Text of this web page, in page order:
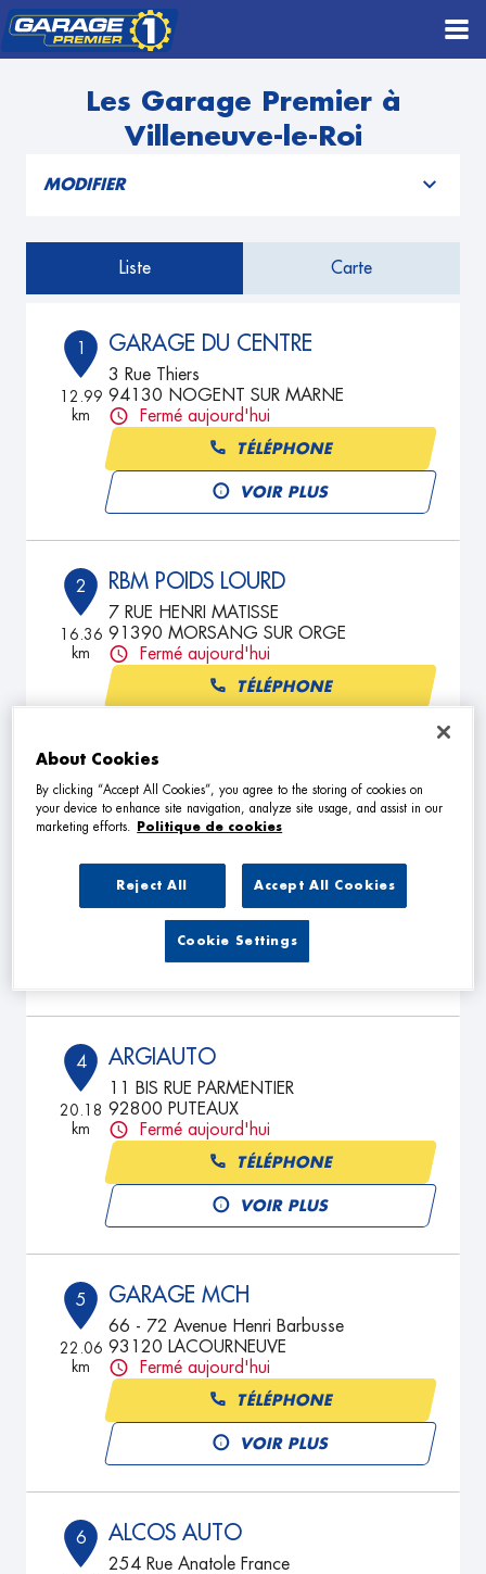
Les Garage Premier à
Villeneuve-le-Roi
MODIFIER
Liste Carte
1
12.99
km
GARAGE DU CENTRE
3 Rue Thiers
94130 NOGENT SUR MARNE
Fermé aujourd'hui
TÉLÉPHONE
VOIR PLUS
2
16.36
km
RBM POIDS LOURD
7 RUE HENRI MATISSE
91390 MORSANG SUR ORGE
Fermé aujourd'hui
TÉLÉPHONE
3 NG AUTOMOBILES
77330 OZOIR LA FERRIERE
Fermé aujourd'hui
TÉLÉPHONE
VOIR PLUS
4
20.18
km
ARGIAUTO
11 BIS RUE PARMENTIER
92800 PUTEAUX
Fermé aujourd'hui
TÉLÉPHONE
VOIR PLUS
5
22.06
km
GARAGE MCH
66 - 72 Avenue Henri Barbusse
93120 LACOURNEUVE
Fermé aujourd'hui
TÉLÉPHONE
VOIR PLUS
6 ALCOS AUTO
254 Rue Anatole France
About Cookies
By clicking “Accept All Cookies”, you agree to the storing of cookies on
your device to enhance site navigation, analyze site usage, and assist in our
marketing efforts.
Politique de cookies
Reject All Accept All Cookies
Cookie Settings